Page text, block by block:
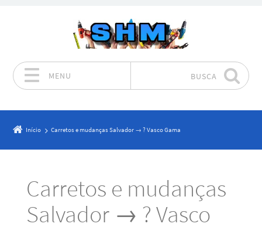
MENU BUSCA
Início Carretos e mudanças Salvador → ? Vasco Gama
Carretos e mudanças
Salvador → ? Vasco